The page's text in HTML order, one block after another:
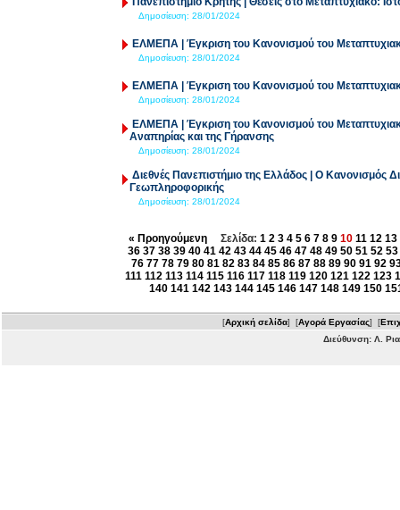
Δημοσίευση: 28/01/2024
ΕΛΜΕΠΑ | Έγκριση του Κανονισμού του
Δημοσίευση: 28/01/2024
ΕΛΜΕΠΑ | Έγκριση του Κανονισμού του
Δημοσίευση: 28/01/2024
ΕΛΜΕΠΑ | Έγκριση του Κανονισμού του
Αναπηρίας και της Γήρανσης
Δημοσίευση: 28/01/2024
Διεθνές Πανεπιστήμιο της Ελλάδος | Ο Κανονισμός
Γεωπληροφορικής
Δημοσίευση: 28/01/2024
« ΠροηγούμενηΣελίδα: 1 2 3 4 5 6 7 8 9 10 11 12 13
36 37 38 39 40 41 42 43 44 45 46 47 48 49 50 51 52 53
76 77 78 79 80 81 82 83 84 85 86 87 88 89 90 91 92
111 112 113 114 115 116 117 118 119 120 121 122 123
140 141 142 143 144 145 146 147 148 149 150
[Αρχική σελίδα] [Αγορά Εργασίας] [
Διεύθυνση: Λ.